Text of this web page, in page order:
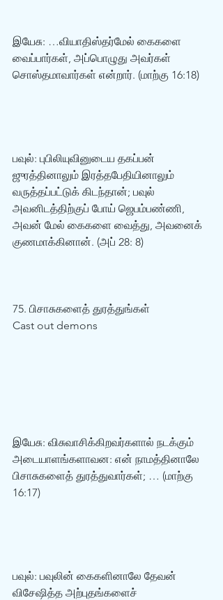
இயேசு: …வியாதிஸ்தர்மேல் கைகளை
வைப்பார்கள், அப்பொழுது அவர்கள்
சொஸ்தமாவார்கள் என்றார். (மாற்கு 16:18)
பவுல்: புபிலியுவினுடைய தகப்பன்
ஜுரத்தினாலும் இரத்தபேதியினாலும்
வருத்தப்பட்டுக் கிடந்தான்; பவுல்
அவனிடத்திற்குப் போய் ஜெபம்பண்ணி,
அவன் மேல் கைகளை வைத்து, அவனைக்
குணமாக்கினான். (அப் 28: 8)
75. பிசாசுகளைத் துரத்துங்கள்
Cast out demons
இயேசு: விசுவாசிக்கிறவர்களால் நடக்கும்
அடையாளங்களாவன: என் நாமத்தினாலே
பிசாசுகளைத் துரத்துவார்கள்; … (மாற்கு
16:17)
பவுல்: பவுலின் கைகளினாலே தேவன்
விசேஷித்த அற்புதங்களைச்